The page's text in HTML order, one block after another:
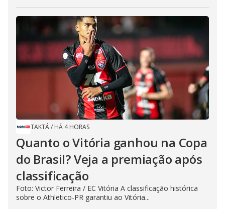
TAKTÁ/ HÁ 4 HORAS
Quanto o Vitória ganhou na Copa
do Brasil? Veja a premiação após
classificação
Foto: Victor Ferreira / EC Vitória A classificação histórica
sobre o Athletico-PR garantiu ao Vitória...